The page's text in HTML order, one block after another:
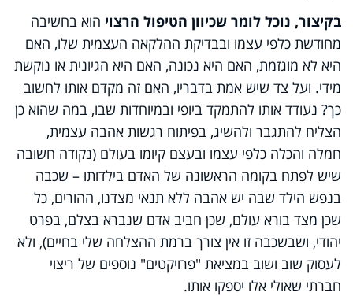
בקיצור, נוכל לומר שכיוון הטיפול הרצוי הוא בחשיבה
מחודשת כלפי עצמו ובבדיקת ההלקאה העצמית שלו, האם
היא לא מוגזמת, האם היא נכונה, האם היא הגיונית או נוקשת
מידי. ועל צד שיש אמת בדבריו, האם זה מקדם אותו לחשוב
כך? נעודד אותו להתמקד ביופי ובמיוחדות שבו, במה שהוא כן
הצליח להתגבר ולהשיג, בפיתוח רגשות אהבה עצמית,
חמלה והכלה כלפי עצמו ובעצם קיומו בעולם (נקודה חשובה
שיש לפתח בקומה הראשונה של האדם בילדותו – שכבה
בנפש הילד שבה יש אהבה ללא תנאי מצדנו, ההורים, כל
שכן מצד בורא עולם, שכן חביב אדם שנברא בצלם, בפרט
יהודי, ושבשכבה זו אין צורך ברמת ההצלחה שלי בחיים), ולא
לעסוק שוב ושוב במציאת "פרויקטים" נוספים של ריצוי
חברתי שאולי אלו יספקו אותו.